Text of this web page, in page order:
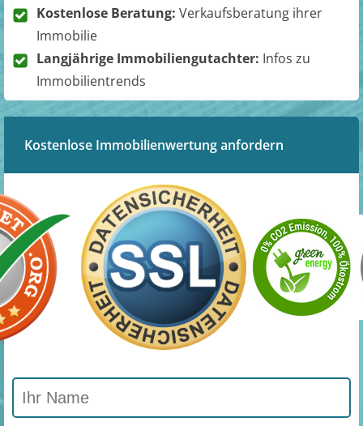
Kostenlose Beratung: Verkaufsberatung ihrer
Immobilie
Langjährige Immobiliengutachter: Infos zu
Immobilientrends
Kostenlose Immobilienwertung anfordern